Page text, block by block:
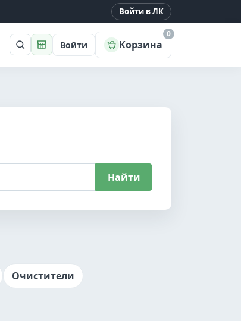
Войти в ЛК
ПоискМагазин
Войти Корзина
0
Найти
Очистители